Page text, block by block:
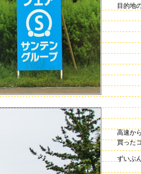
目的地
高速か
買った
ずいぶ